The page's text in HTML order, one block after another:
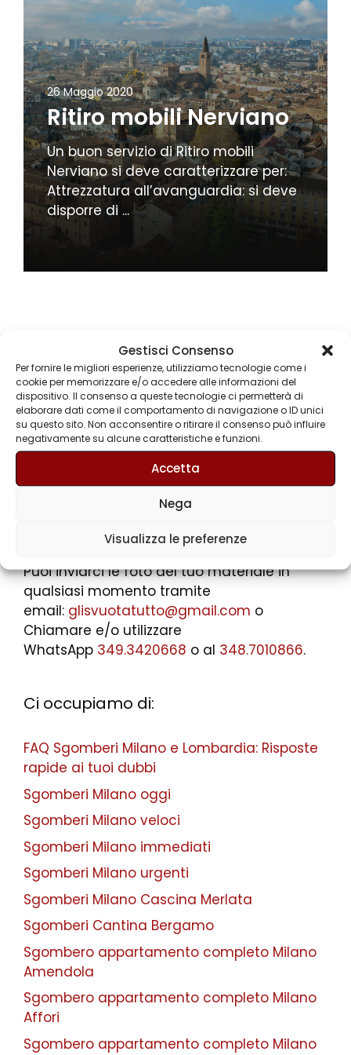
Gestisci Consenso
Per fornire le migliori esperienze, utilizziamo tecnologie come i
cookie per memorizzare e/o accedere alle informazioni del
dispositivo. Il consenso a queste tecnologie ci permetterà di
elaborare dati come il comportamento di navigazione o ID unici
su questo sito. Non acconsentire o ritirare il consenso può influire
negativamente su alcune caratteristiche e funzioni.
Accetta
Nega
Visualizza le preferenze
26 Maggio 2020
Ritiro mobili Nerviano
Un buon servizio di Ritiro mobili
Nerviano si deve caratterizzare per:
Attrezzatura all’avanguardia: si deve
disporre di ...
Puoi inviarci le foto del tuo materiale in
qualsiasi momento tramite
email: glisvuotatutto@gmail.com o
Chiamare e/o utilizzare
WhatsApp 349.3420668 o al 348.7010866.
Ci occupiamo di:
FAQ Sgomberi Milano e Lombardia: Risposte
rapide ai tuoi dubbi
Sgomberi Milano oggi
Sgomberi Milano veloci
Sgomberi Milano immediati
Sgomberi Milano urgenti
Sgomberi Milano Cascina Merlata
Sgomberi Cantina Bergamo
Sgombero appartamento completo Milano
Amendola
Sgombero appartamento completo Milano
Affori
Sgombero appartamento completo Milano